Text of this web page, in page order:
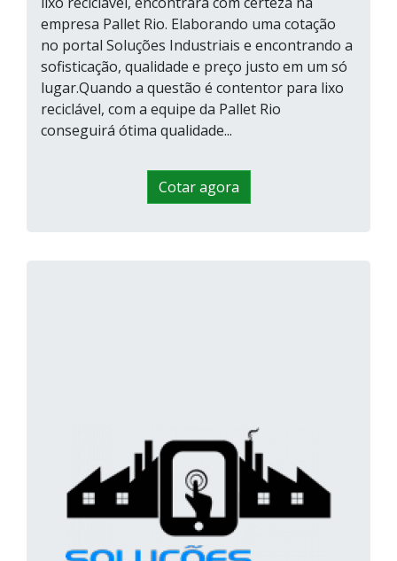
empresa Pallet Rio. Elaborando uma cotação
no portal Soluções Industriais e encontrando a
sofisticação, qualidade e preço justo em um só
lugar.Quando a questão é contentor para lixo
reciclável, com a equipe da Pallet Rio
conseguirá ótima qualidade...
Cotar agora